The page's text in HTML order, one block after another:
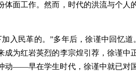
体面工作。然而，时代的洪流与个人
入民革的。”多年后，徐谨中回忆道
成为红岩英烈的李宗煌引荐，徐谨中
动——早在学生时代，徐谨中就已对